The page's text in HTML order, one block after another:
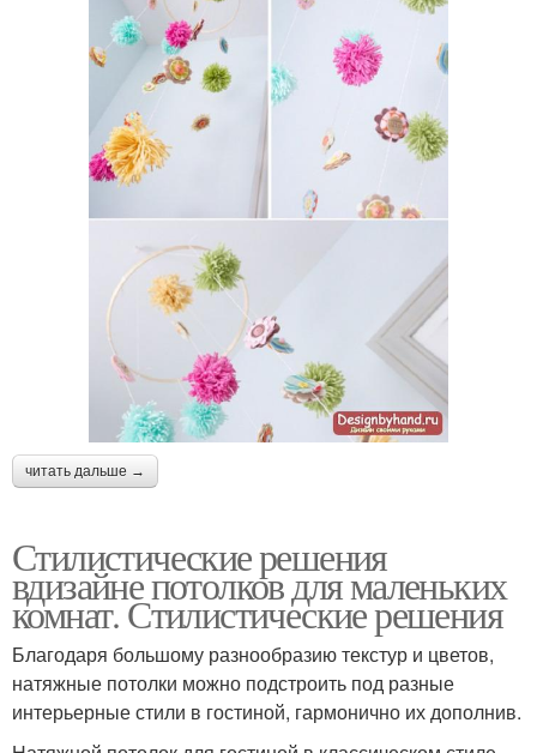
читать дальше →
Стилистические решения
вдизайне потолков для маленьких
комнат. Стилистические решения
Благодаря большому разнообразию текстур и цветов,
натяжные потолки можно подстроить под разные
интерьерные стили в гостиной, гармонично их дополнив.